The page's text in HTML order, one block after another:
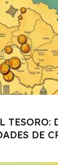
TESORO:
DE